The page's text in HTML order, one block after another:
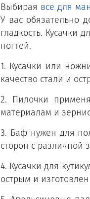
Выбирая все для
У вас обязательно
гладкость. Кусачки
ногтей.
1. Кусачки или
качество стали и
2. Пилочки
материалам и
3. Баф нужен для
сторон с различной
4. Кусачки для
острым и